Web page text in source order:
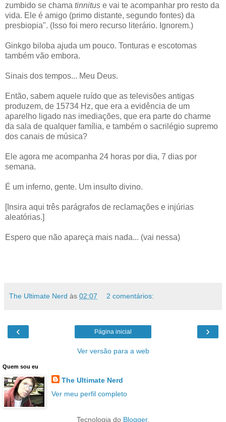
zumbido se chama tinnitus e vai te acompanhar pro resto da
vida. Ele é amigo (primo distante, segundo fontes) da
presbiopia". (Isso foi mero recurso literário. Ignorem.)
Ginkgo biloba ajuda um pouco. Tonturas e escotomas
também vão embora.
Sinais dos tempos... Meu Deus.
Então, sabem aquele ruído que as televisões antigas
produzem, de 15734 Hz, que era a evidência de um
aparelho ligado nas imediações, que era parte do charme
da sala de qualquer família, e também o sacrilégio supremo
dos canais de música?
Ele agora me acompanha 24 horas por dia, 7 dias por
semana.
É um inferno, gente. Um insulto divino.
[Insira aqui três parágrafos de reclamações e injúrias
aleatórias.]
Espero que não apareça mais nada... (vai nessa)
The Ultimate Nerd às 02:07 2 comentários:
‹ ›
Página inicial
Ver versão para a web
Quem sou eu
The Ultimate Nerd
Ver meu perfil completo
Tecnologia do Blogger.